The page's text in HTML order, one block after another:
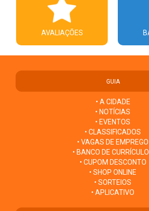
AVALIAÇÕES
GUIA
• A CIDADE
• NOTÍCIAS
• EVENTOS
• CLASSIFICADOS
• VAGAS DE EMPREGO
• BANCO DE
• CUPOM DESCONTO
• SHOP ONLINE
• SORTEIOS
• APLICATIVO